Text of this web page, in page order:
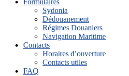
Formulaires
Sydonia
Dédouanement
Régimes Douaniers
Navigation Maritime
Contacts
Horaires d’ouverture
Contacts utiles
FAQ